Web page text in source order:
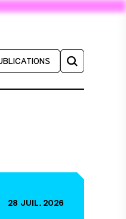
28 JUIL. 2026